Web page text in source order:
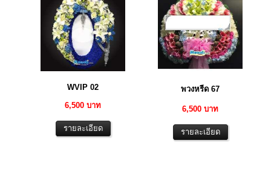
WVIP 02
6,500 บาท
พวงหรีด 67
6,500 บาท